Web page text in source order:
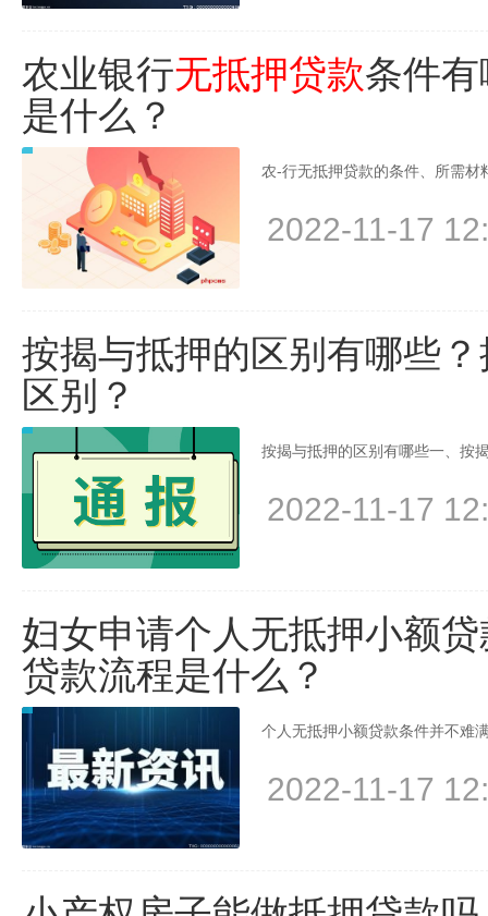
农业银行无抵押贷款条件
是什么？
农-行无抵押贷款的条件、所需
2022-11-17
按揭与抵押的区别有哪些
区别？
按揭与抵押的区别有哪些一、按
2022-11-17
妇女申请个人无抵押小额
贷款流程是什么？
个人无抵押小额贷款条件并不难
2022-11-17